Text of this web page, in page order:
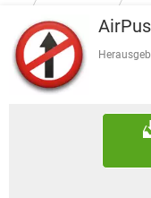
WINDOWS 10
WHATSAPP
FACEBOOK
SPIELE
ANDROID
WINDOWS 10
DOWNLOADS
SPIELE
ANDROID
FORUM